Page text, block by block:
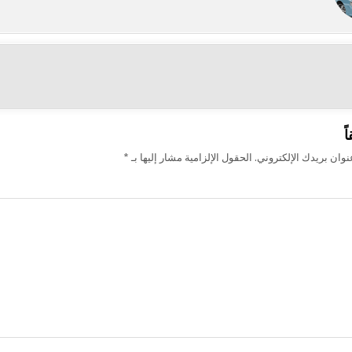
بريدك الإلكتروني. الحقول الإلزامية مشار إليها بـ *